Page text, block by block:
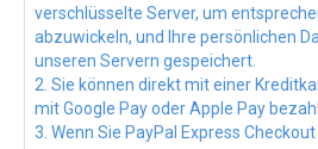
verschlüsselte Server, um
abzuwickeln, und Ihre persönlichen
unseren Servern gespeichert.
2. Sie können direkt mit einer
mit Google Pay oder Apple Pay
3. Wenn Sie PayPal Express